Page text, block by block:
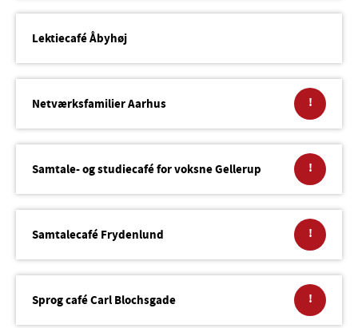
Lektiecafé Åbyhøj
Netværksfamilier Aarhus !
Samtale- og studiecafé for voksne Gellerup !
Samtalecafé Frydenlund !
Sprog café Carl Blochsgade !